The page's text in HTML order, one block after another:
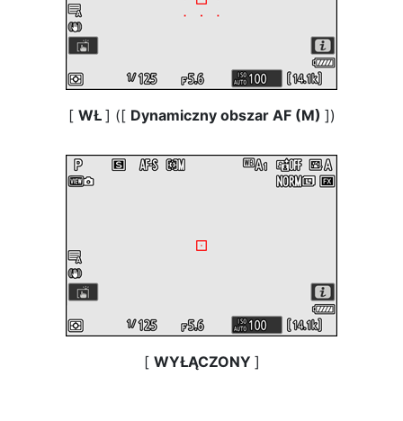
[ WŁ ] ([ Dynamiczny obszar AF (M) ])
[ WYŁĄCZONY ]